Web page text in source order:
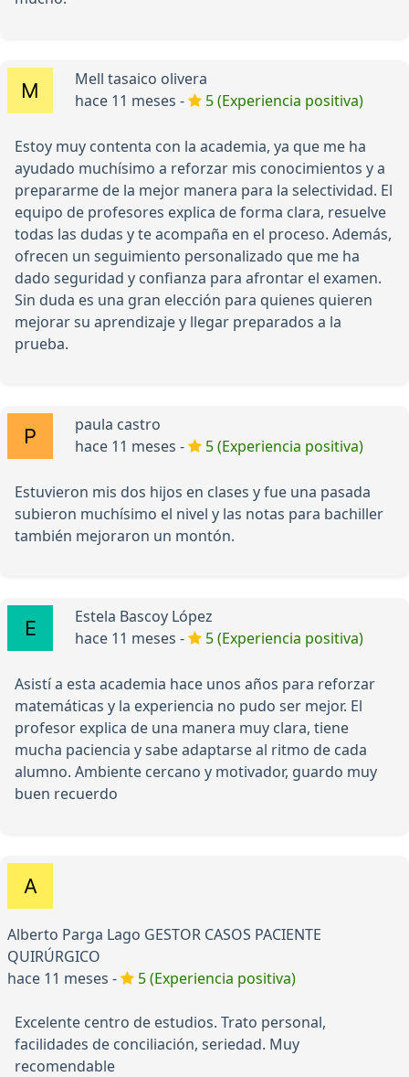
Mell tasaico olivera
hace 11 meses -
5 (Experiencia positiva)
Estoy muy contenta con la academia, ya que me ha
ayudado muchísimo a reforzar mis conocimientos y a
prepararme de la mejor manera para la selectividad. El
equipo de profesores explica de forma clara, resuelve
todas las dudas y te acompaña en el proceso. Además,
ofrecen un seguimiento personalizado que me ha
dado seguridad y confianza para afrontar el examen.
Sin duda es una gran elección para quienes quieren
mejorar su aprendizaje y llegar preparados a la
prueba.
paula castro
hace 11 meses -
5 (Experiencia positiva)
Estuvieron mis dos hijos en clases y fue una pasada
subieron muchísimo el nivel y las notas para bachiller
también mejoraron un montón.
Estela Bascoy López
hace 11 meses -
5 (Experiencia positiva)
Asistí a esta academia hace unos años para reforzar
matemáticas y la experiencia no pudo ser mejor. El
profesor explica de una manera muy clara, tiene
mucha paciencia y sabe adaptarse al ritmo de cada
alumno. Ambiente cercano y motivador, guardo muy
buen recuerdo
Alberto Parga Lago GESTOR CASOS PACIENTE
QUIRÚRGICO
hace 11 meses -
5 (Experiencia positiva)
Excelente centro de estudios. Trato personal,
facilidades de conciliación, seriedad. Muy
recomendable